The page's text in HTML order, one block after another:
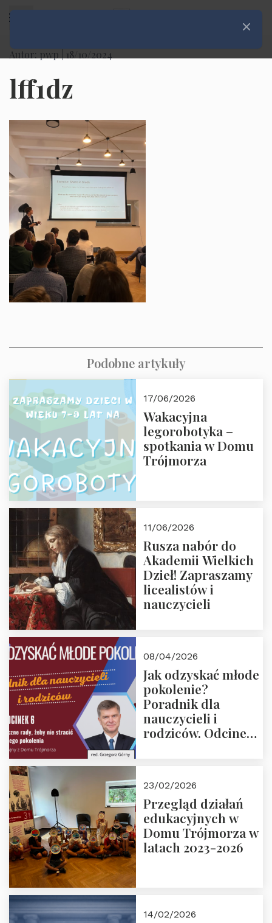
Autor: pwp | 18/10/2024
lff1dz
Podobne artykuły
17/06/2026
Wakacyjna
legorobotyka –
spotkania w Domu
Trójmorza
11/06/2026
Rusza nabór do
Akademii Wielkich
Dzieł! Zapraszamy
licealistów i
nauczycieli
08/04/2026
Jak odzyskać młode
pokolenie?
Poradnik dla
nauczycieli i
rodziców. Odcinek
Rozmawiają red.
Grzegorz Górny i
prof. Michał
Łuczewski
23/02/2026
Przegląd działań
edukacyjnych w
Domu Trójmorza w
latach 2023-2026
14/02/2026
Zamknij